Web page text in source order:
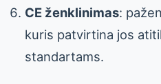
CE ženklinimas:
kuris patvirtina jos
standartams.